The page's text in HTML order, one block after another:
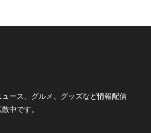
ース、グルメ、グッズなど情報配信
中です。